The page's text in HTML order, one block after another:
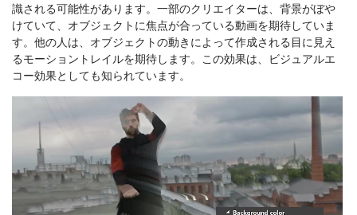
識される可能性があります。一部のクリエイターは、背景がぼや
けていて、オブジェクトに焦点が合っている動画を期待していま
す。他の人は、オブジェクトの動きによって作成される目に見え
るモーショントレイルを期待します。この効果は、ビジュアルエ
コー効果としても知られています。